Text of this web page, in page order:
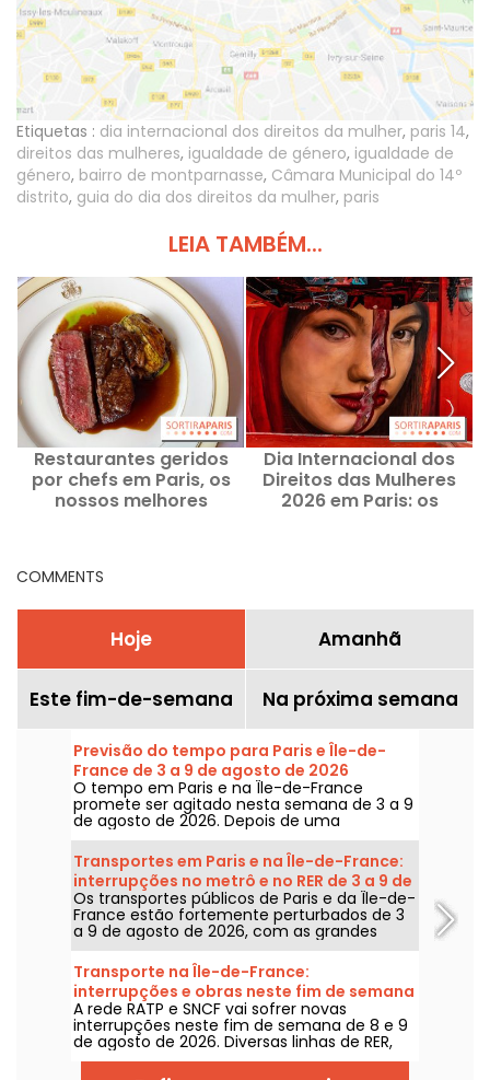
Etiquetas : dia internacional dos direitos da mulher, paris 14,
direitos das mulheres, igualdade de género, igualdade de
género, bairro de montparnasse, Câmara Municipal do 14º
distrito, guia do dia dos direitos da mulher, paris
LEIA TAMBÉM...
Restaurantes geridos
por chefs em Paris, os
nossos melhores
Dia Internacional dos
Direitos das Mulheres
2026 em Paris: os
COMMENTS
Hoje Amanhã
Este fim-de-semana Na próxima semana
Previsão do tempo para Paris e Île-de-
France de 3 a 9 de agosto de 2026
O tempo em Paris e na Île-de-France
promete ser agitado nesta semana de 3 a 9
de agosto de 2026. Depois de uma
segunda-feira de calor extremo, com risco
de tempestades, as temperaturas vão cair
gradualmente antes do retorno de tempo
mais quente e ensolarado para o fim de
semana.
Transportes em Paris e na Île-de-France:
interrupções no metrô e no RER de 3 a 9 de
agosto de 2026
Os transportes públicos de Paris e da Île-de-
France estão fortemente perturbados de 3
a 9 de agosto de 2026, com as grandes
obras de verão que afetam gravemente
algumas linhas, segundo a RATP e a SNCF.
Transporte na Île-de-France:
interrupções e obras neste fim de semana
de 8 e 9 de agosto de 2026
A rede RATP e SNCF vai sofrer novas
interrupções neste fim de semana de 8 e 9
de agosto de 2026. Diversas linhas de RER,
Transilien e metrô estarão sujeitas a obras e
interrupções; damos tudo para ajudar você